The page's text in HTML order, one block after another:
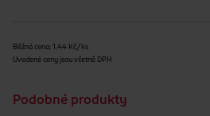
Běžná cena: 1.44 Kč/ks
Uvedené ceny jsou včetně DPH
Podobné produkty